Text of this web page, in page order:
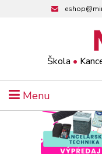
Škola •
Menu